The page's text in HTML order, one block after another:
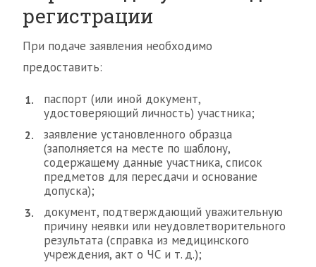
регистрации
При подаче заявления необходимо
предоставить:
паспорт (или иной документ,
удостоверяющий личность) участника;
заявление установленного образца
(заполняется на месте по шаблону,
содержащему данные участника, список
предметов для пересдачи и основание
допуска);
документ, подтверждающий уважительную
причину неявки или неудовлетворительного
результата (справка из медицинского
учреждения, акт о ЧС и т. д.);